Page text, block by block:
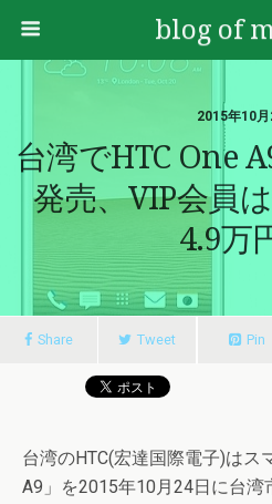
blog of
2015年10月
台湾でHTC One
発売、VIP会員
4.9万
Share Tweet Pin
台湾のHTC(宏達国際電子)はス
A9」を2015年10月24日に台湾